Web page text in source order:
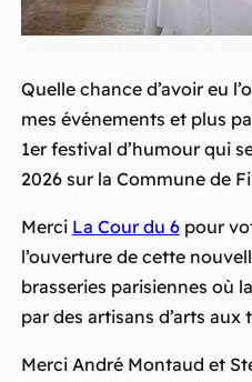
Quelle chance d’avoir eu
mes événements et plus
1er festival d’humour qui
2026 sur la Commune de
Merci La Cour du 6pour
l’ouverture de cette
brasseries parisiennes où
par des artisans d’arts
Merci André Montaud et